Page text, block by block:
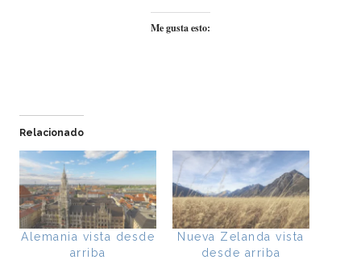
Me gusta esto:
Relacionado
Alemania vista desde
arriba
Nueva Zelanda vista
desde arriba